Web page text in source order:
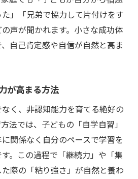
」「兄弟で協力して片付けをす
声が聞かれます。小さな成功体
自己肯定感や自信が自然と高ま
が高まる方法
く、非認知能力を育てる絶好の
法では、子どもの「自学自習」
関係なく自分のペースで学習を
。この過程で「継続力」や「集
際の「粘り強さ」が自然と養わ